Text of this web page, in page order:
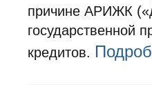
причине АРИЖК
государственной
кредитов.